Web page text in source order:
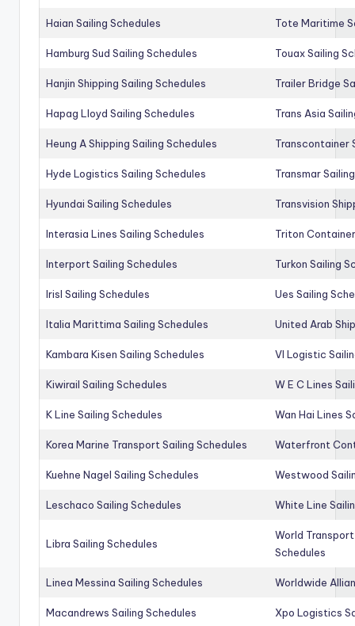
Haian Sailing Schedules Tote Maritime
Hamburg Sud Sailing Schedules Touax Sailing
Hanjin Shipping Sailing Schedules Trailer Bridge
Hapag Lloyd Sailing Schedules Trans Asia
Heung A Shipping Sailing Schedules Transcontainer
Hyde Logistics Sailing Schedules Transmar
Hyundai Sailing Schedules Transvision
Interasia Lines Sailing Schedules Triton
Interport Sailing Schedules Turkon Sailing
Irisl Sailing Schedules Ues Sailing
Italia Marittima Sailing Schedules United Arab
Kambara Kisen Sailing Schedules Vl Logistic
Kiwirail Sailing Schedules W E C Lines
K Line Sailing Schedules Wan Hai Lines
Korea Marine Transport Sailing Schedules Waterfront
Kuehne Nagel Sailing Schedules Westwood
Leschaco Sailing Schedules White Line
Libra Sailing Schedules
World
Schedules
Linea Messina Sailing Schedules Worldwide
Macandrews Sailing Schedules Xpo Logistics